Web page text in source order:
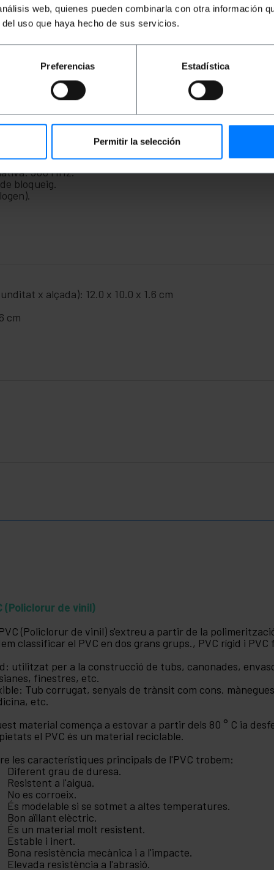
web, quienes pueden combinarla con otra información
uso que haya hecho de sus servicios.
Preferencias Estadística
Permitir la selección
6a SFTP (Cat.6a) de 0,5 m (50 cm) i de color gris
amb una coberta de PVC que actua com a
interconnectar dispositius que disposin de connexió
d'accés, servidors, discos durs en format NAS i
Over Ethernet), centre de dades i qualsevol
ser utilitzats per a la transmissió de vídeo juntament
de reduir al màxim les interferències elèctriques i
6a SFTP (Cat. 6a).
sobre 100 metres.
500 MHz.
bloqueig.
x alçada): 12.0 x 10.0 x 1.6 cm
cm
(Policlorur de vinil)
(Policlorur de vinil) s'extreu a partir de la
classificar el PVC en dos grans grups., PVC rígid i PVC
utilitzat per a la construcció de tubs, canonades,
finestres, etc.
Tub corrugat, senyals de trànsit com cons.
etc.
material comença a estovar a partir dels 80 ° C ia
el PVC és un material reciclable.
les característiques principals de l'PVC trobem:
Diferent grau de duresa.
Resistent a l'aigua.
No es corroeix.
És modelable si se sotmet a altes temperatures.
Bon aïllant elèctric.
És un material molt resistent.
Estable i inert.
Bona resistència mecànica i a l'impacte.
Elevada resistència a l'abrasió.